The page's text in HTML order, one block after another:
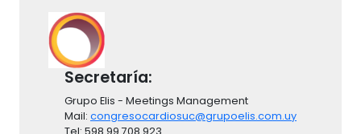
Secretaría:
Grupo Elis - Meetings Management
Mail: congresocardiosuc@grupoelis.com.uy